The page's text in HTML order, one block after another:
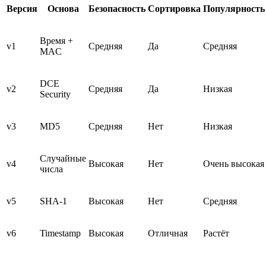
Версия Основа Безопасность Сортировка Популярность
v1
Время +
MAC
Средняя Да Средняя
v2
DCE
Security
Средняя Да Низкая
v3 MD5 Средняя Нет Низкая
v4
Случайные
числа
Высокая Нет Очень высокая
v5 SHA-1 Высокая Нет Средняя
v6 Timestamp Высокая Отличная Растёт